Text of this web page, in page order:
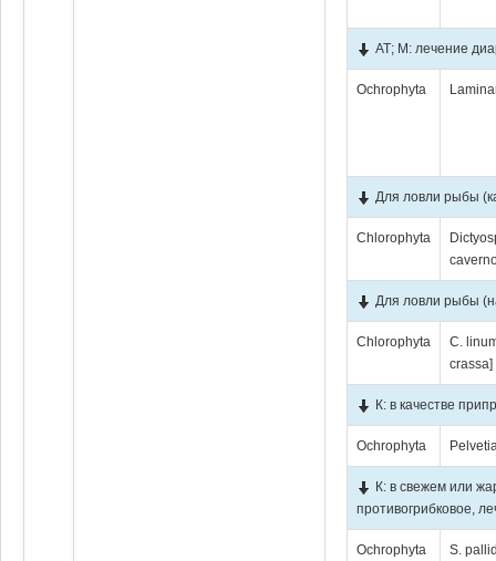
АТ; М: лечение
Ochrophyta
Для ловли рыбы
Chlorophyta
Для ловли рыбы
Chlorophyta
C.
crassa]
К: в качестве
Ochrophyta
К: в свежем или
противогрибковое,
Ochrophyta S.